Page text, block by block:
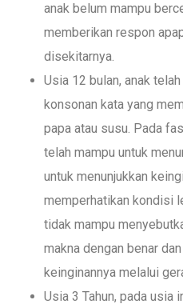
anak belum mampu
memberikan respon
disekitarnya.
Usia 12 bulan, anak
konsonan kata yang
papa atau susu. Pada
telah mampu untuk
untuk menunjukkan
memperhatikan kondisi
tidak mampu
makna dengan benar
keinginannya melalui
Usia 3 Tahun, pada usia